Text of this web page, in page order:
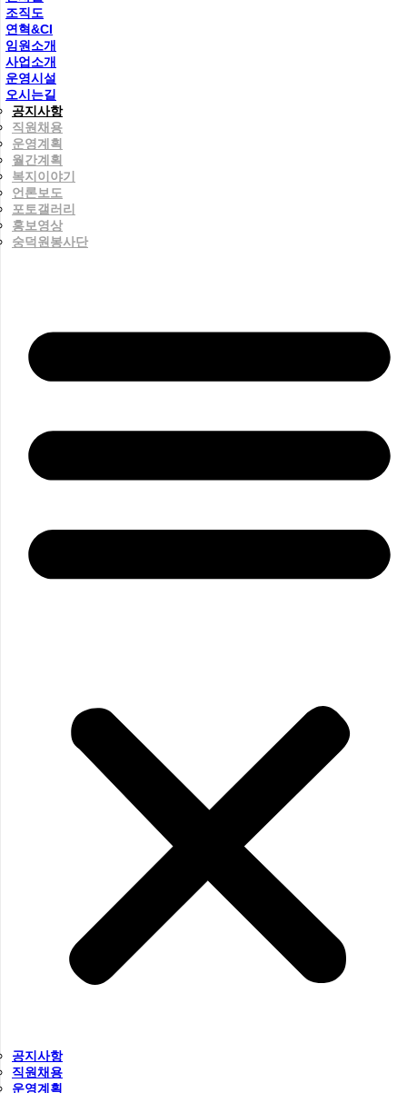
조직도
연혁&CI
임원소개
사업소개
운영시설
오시는길
공지사항
직원채용
운영계획
월간계획
복지이야기
언론보도
포토갤러리
홍보영상
숭덕원봉사단
공지사항
직원채용
운영계획